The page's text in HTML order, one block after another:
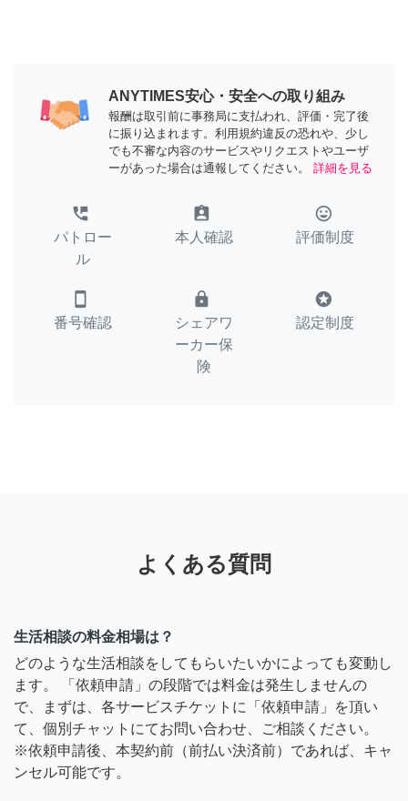
ANYTIMES安心・安全への取り組み
報酬は取引前に事務局に支払われ、評価・完了後
に振り込まれます。利用規約違反の恐れや、少し
でも不審な内容のサービスやリクエストやユーザ
ーがあった場合は通報してください。
詳細を見る
perm_phone_msg
パトロー
ル
assignment_ind
本人確認
tag_faces
評価制度
smartphone
番号確認
lock
シェアワ
ーカー保
険
stars
認定制度
よくある質問
生活相談の料金相場は？
どのような生活相談をしてもらいたいかによっても変動し
ます。 「依頼申請」の段階では料金は発生しませんの
で、まずは、各サービスチケットに「依頼申請」を頂い
て、個別チャットにてお問い合わせ、ご相談ください。
※依頼申請後、本契約前（前払い決済前）であれば、キャ
ンセル可能です。